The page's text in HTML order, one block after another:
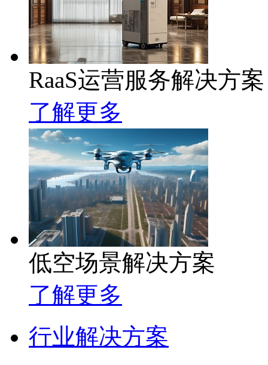
RaaS运营服务解决方案
了解更多
低空场景解决方案
了解更多
行业解决方案